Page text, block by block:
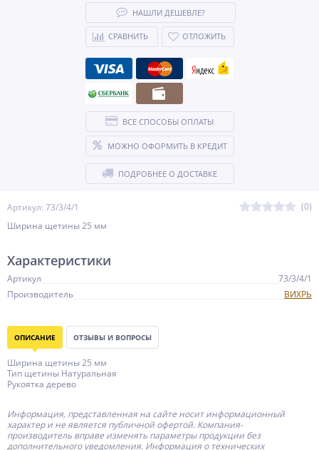
Артикул: 73/3/4/1
(0)
Ширина щетины 25 мм
НАШЛИ ДЕШЕВЛЕ?
СРАВНИТЬ ОТЛОЖИТЬ
ВСЕ СПОСОБЫ ОПЛАТЫ
МОЖНО ОФОРМИТЬ В КРЕДИТ
ПОДРОБНЕЕ О ДОСТАВКЕ
Характеристики
Артикул
73/3/4/1
Производитель
ВИХРЬ
ОПИСАНИЕ ОТЗЫВЫ И ВОПРОСЫ
Ширина щетины 25 мм
Тип щетины Натуральная
Рукоятка дерево
Информация, представленная на сайте носит информационный
характер и не является публичной офертой. Компания-
производитель вправе изменять параметры продукции без
дополнительного уведомления. Информация о технических